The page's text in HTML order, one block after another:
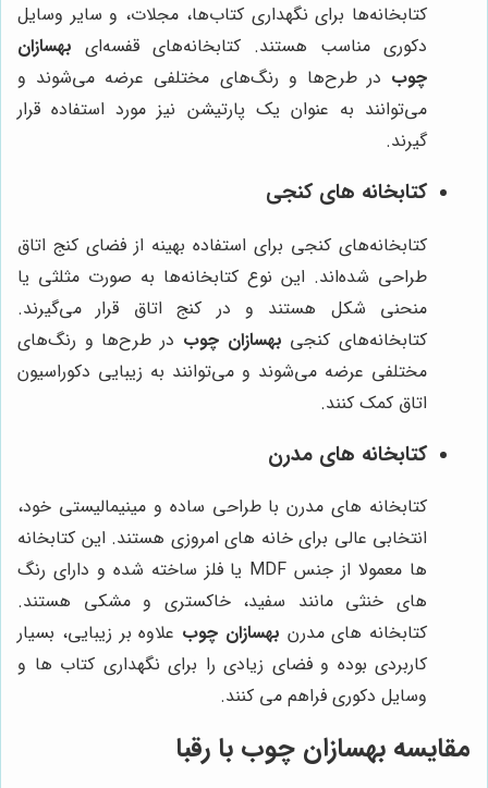
کتابخانه‌ها برای نگهداری کتاب‌ها، مجلات، و سایر وسایل
دکوری مناسب هستند. کتابخانه‌های قفسه‌ای بهسازان
چوب در طرح‌ها و رنگ‌های مختلفی عرضه می‌شوند و
می‌توانند به عنوان یک پارتیشن نیز مورد استفاده قرار
گیرند.
کتابخانه های کنجی
کتابخانه‌های کنجی برای استفاده بهینه از فضای کنج اتاق
طراحی شده‌اند. این نوع کتابخانه‌ها به صورت مثلثی یا
منحنی شکل هستند و در کنج اتاق قرار می‌گیرند.
کتابخانه‌های کنجی بهسازان چوب در طرح‌ها و رنگ‌های
مختلفی عرضه می‌شوند و می‌توانند به زیبایی دکوراسیون
اتاق کمک کنند.
کتابخانه های مدرن
کتابخانه های مدرن با طراحی ساده و مینیمالیستی خود،
انتخابی عالی برای خانه های امروزی هستند. این کتابخانه
ها معمولا از جنس MDF یا فلز ساخته شده و دارای رنگ
های خنثی مانند سفید، خاکستری و مشکی هستند.
کتابخانه های مدرن بهسازان چوب علاوه بر زیبایی، بسیار
کاربردی بوده و فضای زیادی را برای نگهداری کتاب ها و
وسایل دکوری فراهم می کنند.
مقایسه بهسازان چوب با رقبا